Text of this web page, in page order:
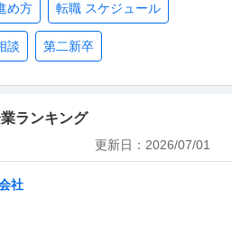
め方 転職 スケジュール
談 第二新卒
ランキング
更新日： 2026/07/01
社